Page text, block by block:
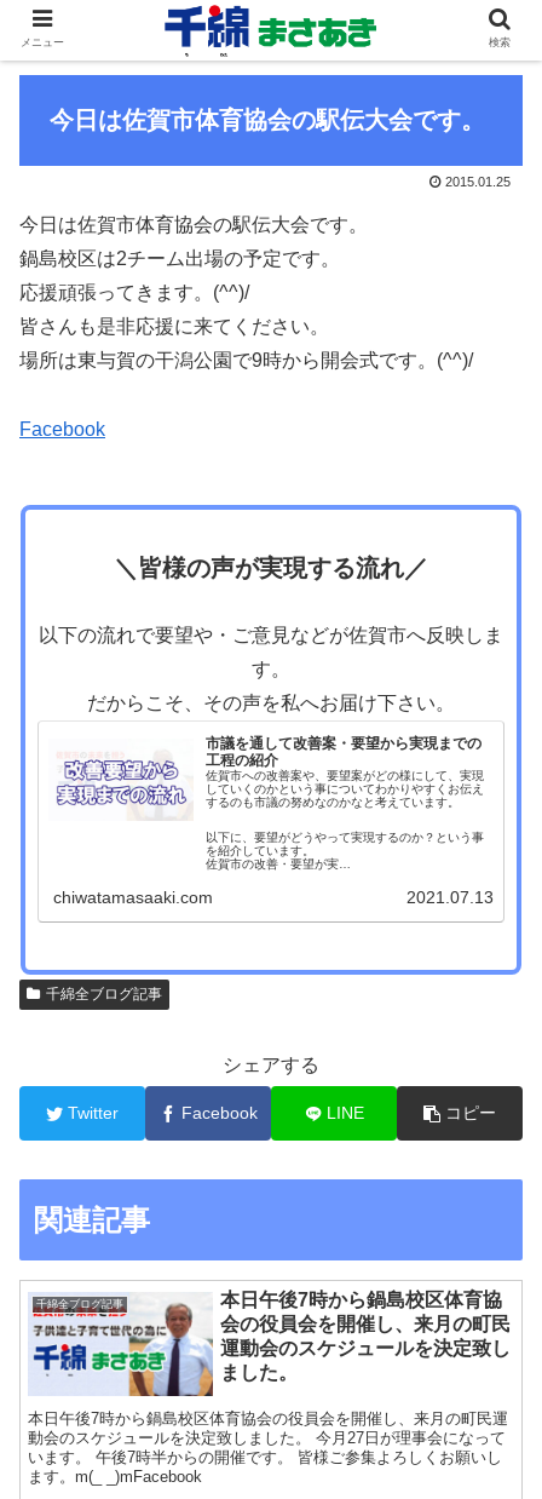
今日は佐賀市体育協会の駅伝大会です。
2015.01.25
今日は佐賀市体育協会の駅伝大会です。
鍋島校区は2チーム出場の予定です。
応援頑張ってきます。(^^)/
皆さんも是非応援に来てください。
場所は東与賀の干潟公園で9時から開会式です。(^^)/
Facebook
＼皆様の声が実現する流れ／
以下の流れで要望や・ご意見などが佐賀市へ反映しま
す。
だからこそ、その声を私へお届け下さい。
市議を通して改善案・要望から実現までの
工程の紹介
佐賀市への改善案や、要望案がどの様にして、実現
していくのかという事についてわかりやすくお伝え
するのも市議の努めなのかなと考えています。
以下に、要望がどうやって実現するのか？という事
を紹介しています。
佐賀市の改善・要望が実…
chiwatamasaaki.com 2021.07.13
千綿全ブログ記事
シェアする
Twitter Facebook LINE コピー
関連記事
千綿全ブログ記事
本日午後7時から鍋島校区体育協
会の役員会を開催し、来月の町民
運動会のスケジュールを決定致し
ました。
本日午後7時から鍋島校区体育協会の役員会を開催し、来月の町民運
動会のスケジュールを決定致しました。 今月27日が理事会になって
います。 午後7時半からの開催です。 皆様ご参集よろしくお願いし
ます。m(_ _)mFacebook
メニュー 検索